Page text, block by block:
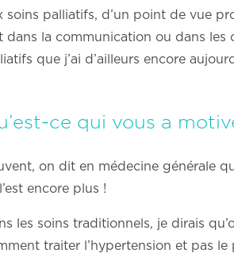
soins palliatifs, d’un point de vue
dans la communication ou dans les
que j’ai d’ailleurs encore
ce qui vous a
on dit en médecine générale
encore plus !
les soins traditionnels, je dirais
traiter l’hypertension et pas